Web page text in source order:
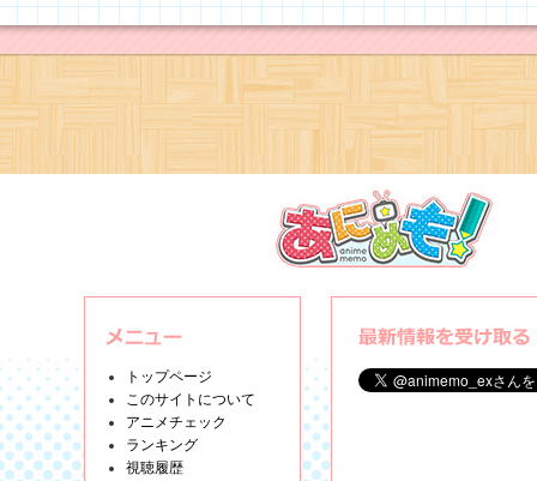
トップページ
このサイトについて
アニメチェック
ランキング
視聴履歴